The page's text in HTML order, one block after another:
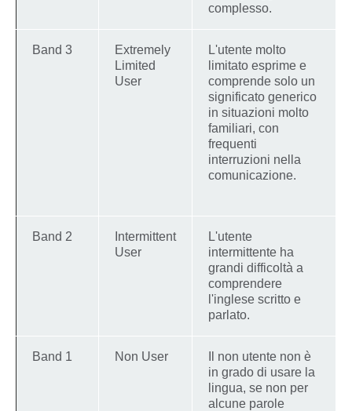
complesso.
Band 3
Extremely
Limited
User
L'utente molto
limitato esprime e
comprende solo un
significato generico
in situazioni molto
familiari, con
frequenti
interruzioni nella
comunicazione.
Band 2
Intermittent
User
L'utente
intermittente ha
grandi difficoltà a
comprendere
l'inglese scritto e
parlato.
Band 1 Non User
Il non utente non è
in grado di usare la
lingua, se non per
alcune parole